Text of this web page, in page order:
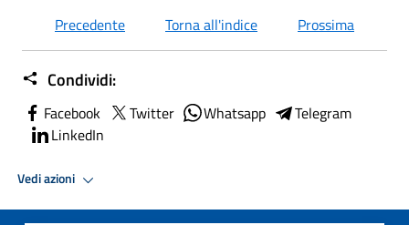
Precedente
Torna all'indice Prossima
Condividi:
Facebook Twitter Whatsapp
Telegram
LinkedIn
Vedi azioni